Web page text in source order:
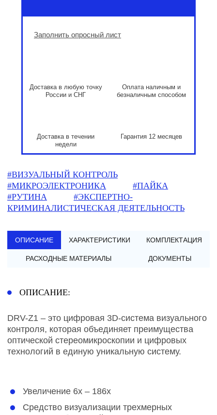
Заполнить опросный лист
Доставка в любую точку
России и СНГ
Оплата наличным и
безналичным способом
Доставка в течении
недели
Гарантия 12 месяцев
#ВИЗУАЛЬНЫЙ КОНТРОЛЬ
#МИКРОЭЛЕКТРОНИКА
#ПАЙКА
#РУТИНА
#ЭКСПЕРТНО-
КРИМИНАЛИСТИЧЕСКАЯ ДЕЯТЕЛЬНОСТЬ
ОПИСАНИЕ ХАРАКТЕРИСТИКИ КОМПЛЕКТАЦИЯ
РАСХОДНЫЕ МАТЕРИАЛЫ ДОКУМЕНТЫ
ОПИСАНИЕ:
DRV-Z1 – это цифровая 3D-система визуального
контроля, которая объединяет преимущества
оптической стереомикроскопии и цифровых
технологий в единую уникальную систему.
Увеличение 6x – 186x
Средство визуализации трехмерных